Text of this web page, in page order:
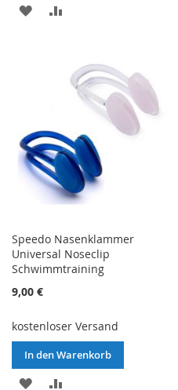
ZUR
HINZUFÜGEN
HINZUFÜGEN
Speedo Nasenklammer
Universal Noseclip
Schwimmtraining
9,00 €
kostenloser Versand
In den Warenkorb
ZUR